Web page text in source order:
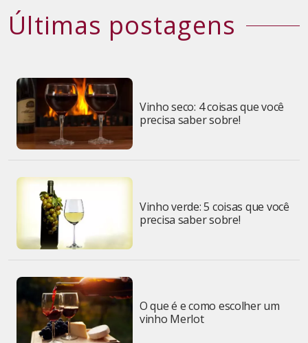
Últimas postagens
Vinho seco: 4 coisas que você
precisa saber sobre!
Vinho verde: 5 coisas que você
precisa saber sobre!
O que é e como escolher um
vinho Merlot